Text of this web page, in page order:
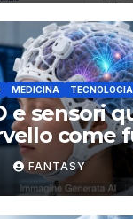
MEDICINA TECNOLOGIA
e sensori
come
FANTASY